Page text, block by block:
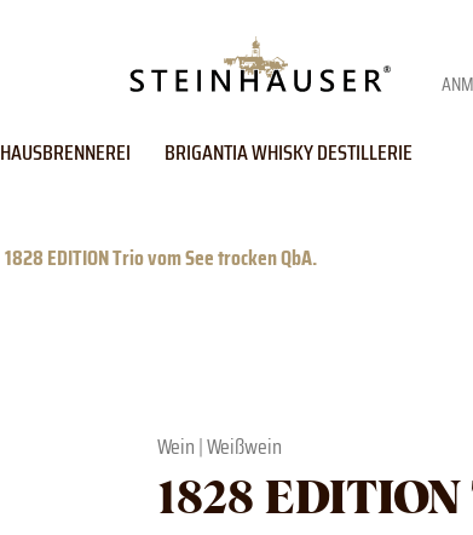
HAUSBRENNEREI
BRIGANTIA WHISKY DESTILLERIE
1828 EDITION Trio vom See trocken QbA.
Wein|Weißwein
1828